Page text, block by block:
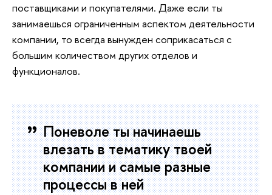
поставщиками и покупателями. Даже если ты
занимаешься ограниченным аспектом деятельности
компании, то всегда вынужден соприкасаться с
большим количеством других отделов и
функционалов.
Поневоле ты начинаешь
влезать в тематику твоей
компании и самые разные
процессы в ней